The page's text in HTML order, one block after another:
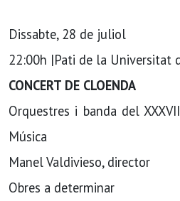
Dissabte, 28 de juliol
22:00h |Pati de la Universitat
CONCERT DE CLOENDA
Orquestres i banda del
Música
Manel Valdivieso, director
Obres a determinar